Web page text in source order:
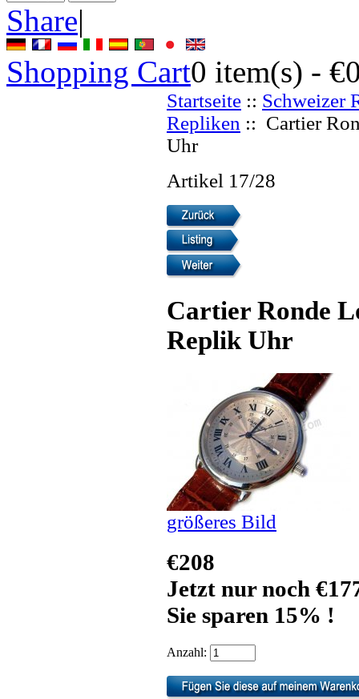
Share|
Shopping Cart0 item(s) -
Startseite :: Schweizer
Repliken :: Cartier
Uhr
Artikel 17/28
Cartier Ronde
Replik Uhr
größeres Bild
€208
Jetzt nur noch
Sie sparen 15% !
Anzahl: